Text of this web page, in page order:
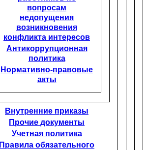
вопросам
недопущения
возникновения
конфликта интересов
Антикоррупционная
политика
Нормативно-правовые
акты
Внутренние приказы
Прочие документы
Учетная политика
Правила обязательного